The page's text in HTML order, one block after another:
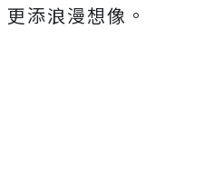
更添浪漫想像。